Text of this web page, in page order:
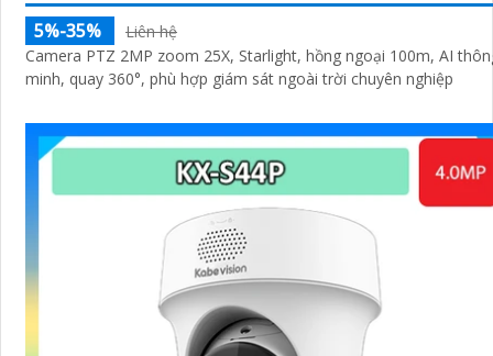
5%-35%
Liên hệ
Camera PTZ 2MP zoom 25X, Starlight, hồng ngoại 100m, AI
minh, quay 360°, phù hợp giám sát ngoài trời chuyên nghiệp